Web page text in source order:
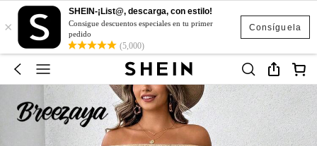
Consíguela
×
SHEIN-¡List@, descarga, con estilo!
Consigue descuentos especiales en tu primer
pedido
(5,000)